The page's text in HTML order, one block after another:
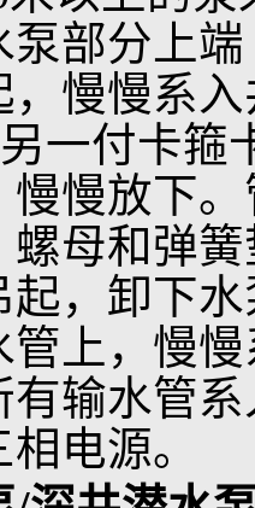
和变压器
水电泵
的是润
稳固定
标识一
，然后
/深井潜
吊链一付